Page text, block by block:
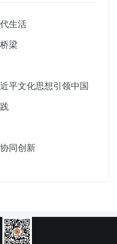
生活
梁
平文化思想引领中国
同创新